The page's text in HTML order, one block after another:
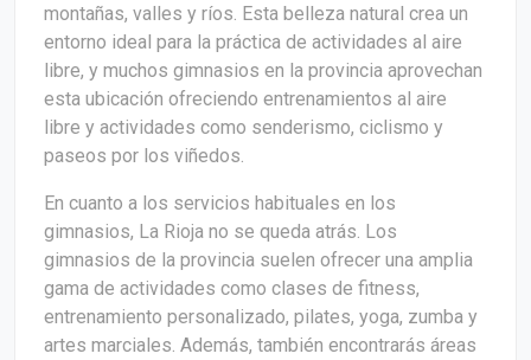
montañas, valles y ríos. Esta belleza natural crea un
entorno ideal para la práctica de actividades al aire
libre, y muchos gimnasios en la provincia aprovechan
esta ubicación ofreciendo entrenamientos al aire
libre y actividades como senderismo, ciclismo y
paseos por los viñedos.
En cuanto a los servicios habituales en los
gimnasios, La Rioja no se queda atrás. Los
gimnasios de la provincia suelen ofrecer una amplia
gama de actividades como clases de fitness,
entrenamiento personalizado, pilates, yoga, zumba y
artes marciales. Además, también encontrarás áreas